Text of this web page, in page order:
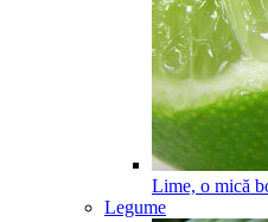
Lime, o mică
Legume